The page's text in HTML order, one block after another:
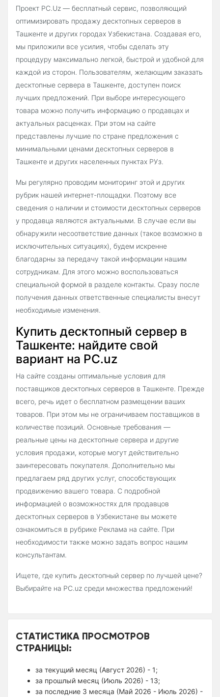
Проект PC.Uz — бесплатный сервис, позволяющий
оптимизировать продажу десктопных серверов в
Ташкенте и других городах Узбекистана. Создавая его,
мы приложили все усилия, чтобы сделать эту
процедуру максимально легкой, быстрой и удобной для
каждой из сторон. Пользователям, желающим заказать
десктопные сервера в Ташкенте, доступен поиск
лучших предложений. При выборе интересующего
товара можно получить информацию о продавцах и
актуальных расценках. При этом на сайте
представлены лучшие по стране предложения с
минимальными ценами десктопных серверов в
Ташкенте и других населенных пунктах РУз.
Мы регулярно проводим мониторинг этой и других
рубрик нашей интернет-площадки. Поэтому все
сведения о наличии и стоимости десктопных серверов
у продавца являются актуальными. В случае если вы
обнаружили несоответствие данных (такое возможно в
исключительных ситуациях), будем искренне
благодарны за передачу такой информации нашим
сотрудникам. Для этого можно воспользоваться
специальной формой в разделе контакты. Сразу после
получения данных ответственные специалисты внесут
необходимые изменения.
Купить десктопный сервер в
Ташкенте: найдите свой
вариант на PC.uz
На сайте созданы оптимальные условия для
поставщиков десктопных серверов в Ташкенте. Прежде
всего, речь идет о бесплатном размещении ваших
товаров. При этом мы не ограничиваем поставщиков в
количестве позиций. Основные требования —
реальные цены на десктопные сервера и другие
условия продажи, которые могут действительно
заинтересовать покупателя. Дополнительно мы
предлагаем ряд других услуг, способствующих
продвижению вашего товара. С подробной
информацией о возможностях для продавцов
десктопных серверов в Узбекистане вы можете
ознакомиться в рубрике Реклама на сайте. При
необходимости также можно задать вопрос нашим
консультантам.
Ищете, где купить десктопный сервер по лучшей цене?
Выбирайте на PC.uz среди множества предложений!
СТАТИСТИКА ПРОСМОТРОВ
СТРАНИЦЫ:
за текущий месяц (Август 2026) - 1;
за прошлый месяц (Июль 2026) - 13;
за последние 3 месяца (Май 2026 - Июль 2026) -